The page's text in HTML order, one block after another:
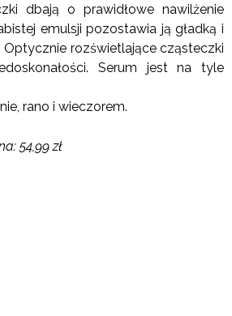
dbają o prawidłowe nawilżenie
emulsji pozostawia ją gładką i
rozświetlające cząsteczki
Serum jest na tyle
rano i wieczorem.
54,99 zł